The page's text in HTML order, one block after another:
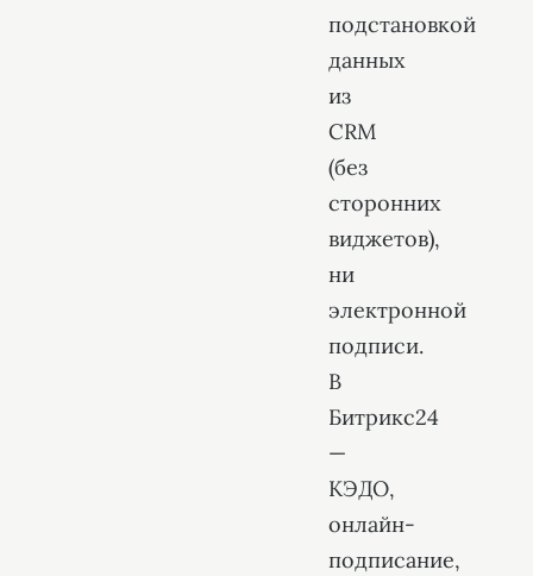
подстановкой
данных
из
CRM
(без
сторонних
виджетов),
ни
электронной
подписи.
В
Битрикс24
—
КЭДО,
онлайн-
подписание,